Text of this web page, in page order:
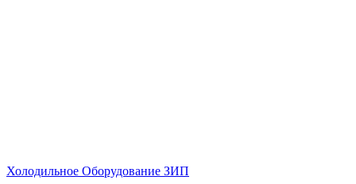
Холодильное Оборудование ЗИП